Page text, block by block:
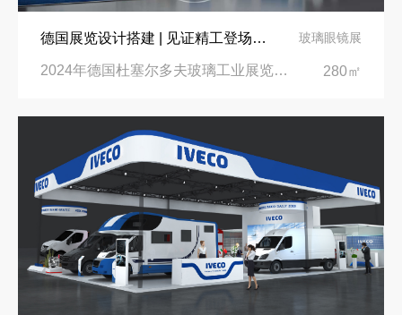
德国展览设计搭建 | 见证精工登场玻璃工业展览会 Glasstec 2024 玻璃眼镜展
2024年德国杜塞尔多夫玻璃工业展览会Glasstec|德国杜塞尔多夫会展中心 280㎡